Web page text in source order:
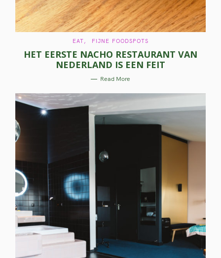
C
T
E
G
O
R
I
S
EAT FIJNE FOODSPOTS
HET EERSTE NACHO RESTAURANT VAN
NEDERLAND IS EEN FEIT
Read More